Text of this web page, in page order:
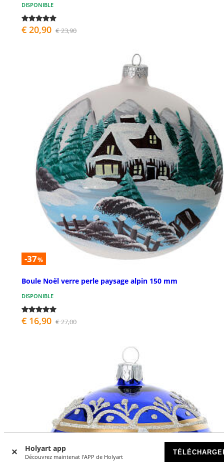
Holyart app
Découvrez maintenat l'APP de Holyart
DISPONIBLE
€ 20,90 € 23,90
-37%
Boule Noël verre perle paysage alpin 150 mm
DISPONIBLE
€ 16,90 € 27,00